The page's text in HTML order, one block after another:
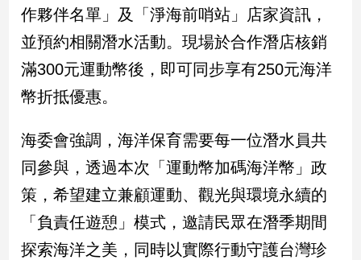
樂
星
聞
流
時
追
星
生
活
作夥伴名單」及「淨海前哨站」店家資訊，
並預約相關潛水活動。現場於合作潛店核銷
滿300元運動幣後，即可同步享有250元海洋
幣折抵優惠。
海委會強調，海洋保育需要每一位潛水員共
同參與，透過本次「運動幣加碼海洋幣」政
策，希望建立兼顧運動、觀光與環境永續的
「負責任遊憩」模式，邀請民眾在潛季期間
探索海洋之美，同時以實際行動守護台灣珍